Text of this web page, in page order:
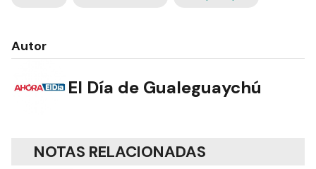
Autor
El Día de Gualeguaychú
NOTAS RELACIONADAS